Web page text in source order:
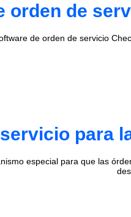
orden de
de orden de servicio
para
especial para que las